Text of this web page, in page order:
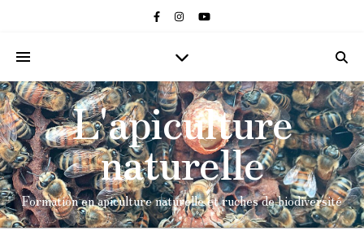
L'apiculture
naturelle
Formation en apiculture naturelle et ruches de biodiversité